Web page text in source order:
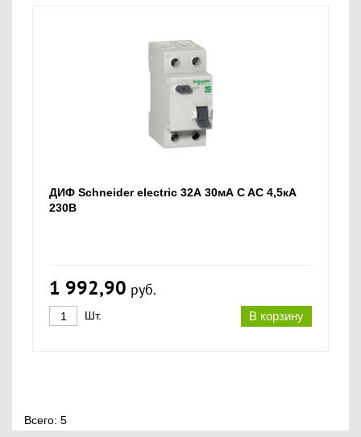
ДИФ Schneider electric 32А 30мА C AC 4,5кА
230В
1 992,90 руб.
В корзину
Шт.
Всего: 5